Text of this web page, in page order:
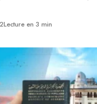
Lecture en 3 min